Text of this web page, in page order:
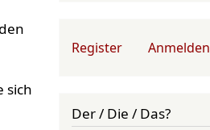
sich
User account menu
Register Anmelden
Der / Die / Das?